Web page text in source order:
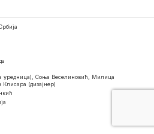
уредница), Соња Веселиновић, Милица
(дизајнер)